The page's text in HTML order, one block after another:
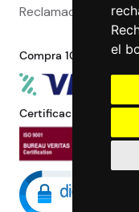
el
Reclamaciones
Compra 100% segura
Certificaciones